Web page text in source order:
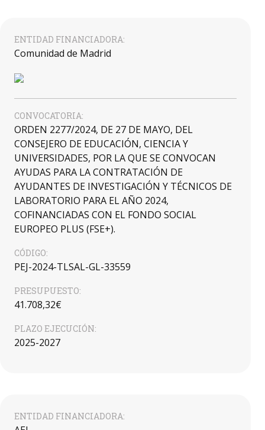
ENTIDAD FINANCIADORA:
Comunidad de Madrid
CONVOCATORIA:
ORDEN 2277/2024, DE 27 DE MAYO, DEL
CONSEJERO DE EDUCACIÓN, CIENCIA Y
UNIVERSIDADES, POR LA QUE SE CONVOCAN
AYUDAS PARA LA CONTRATACIÓN DE
AYUDANTES DE INVESTIGACIÓN Y TÉCNICOS DE
LABORATORIO PARA EL AÑO 2024,
COFINANCIADAS CON EL FONDO SOCIAL
EUROPEO PLUS (FSE+).
CÓDIGO:
PEJ-2024-TLSAL-GL-33559
PRESUPUESTO:
41.708,32€
PLAZO EJECUCIÓN:
2025-2027
ENTIDAD FINANCIADORA: